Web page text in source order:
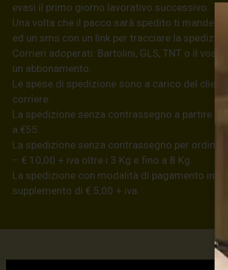
evasi il primo giorno lavorativo successivo.
Una volta che il pacco sarà spedito ti
ed un sms con un link per tracciare la
Corrieri adoperati: Bartolini, GLS, TNT o il
un abbonamento.
Le spese di spedizione sono a carico del
corriere.
La spedizione senza contrassegno a partire
a €55.
La spedizione senza contrassegno per ordini
– € 10,00 + iva oltre i 3 Kg e fino a 8 Kg.
La spedizione con modalità di pagamento in
supplemento di € 5,00 + iva.